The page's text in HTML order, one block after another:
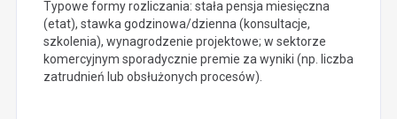
Typowe formy rozliczania: stała pensja miesięczna
(etat), stawka godzinowa/dzienna (konsultacje,
szkolenia), wynagrodzenie projektowe; w sektorze
komercyjnym sporadycznie premie za wyniki (np. liczba
zatrudnień lub obsłużonych procesów).